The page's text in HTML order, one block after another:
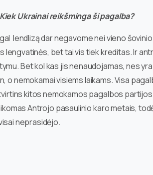
Ukrainai reikšminga ši pagalba?
lendlizą dar negavome nei vieno
lengvatinės, bet tai vis tiek kreditas. Ir
Bet kol kas jis nenaudojamas, nes
o nemokamai visiems laikams. Visa
kitos nemokamos pagalbos partijos
Antrojo pasaulinio karo metais,
neprasidėjo.